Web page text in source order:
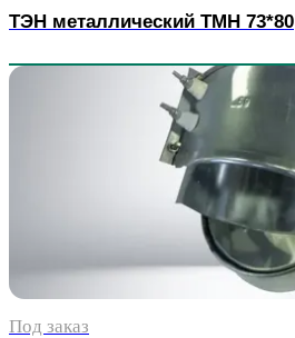
ТЭН металлический TMH 73*80
Под заказ